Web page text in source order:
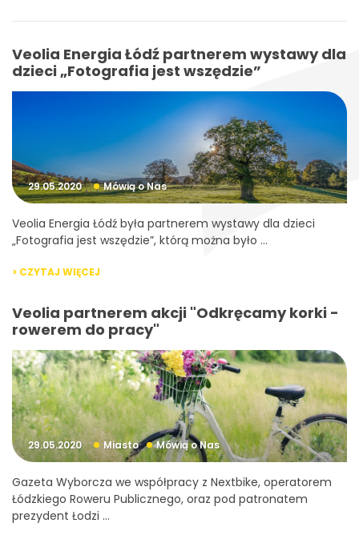
Veolia Energia Łódź partnerem wystawy dla
dzieci „Fotografia jest wszędzie”
29.05.2020 Mówią o Nas
Veolia Energia Łódź była partnerem wystawy dla dzieci
„Fotografia jest wszędzie”, którą można było ...
> CZYTAJ WIĘCEJ
Veolia partnerem akcji "Odkręcamy korki -
rowerem do pracy"
29.05.2020 Miasto Mówią o Nas
Gazeta Wyborcza we współpracy z Nextbike, operatorem
Łódzkiego Roweru Publicznego, oraz pod patronatem
prezydent Łodzi ...